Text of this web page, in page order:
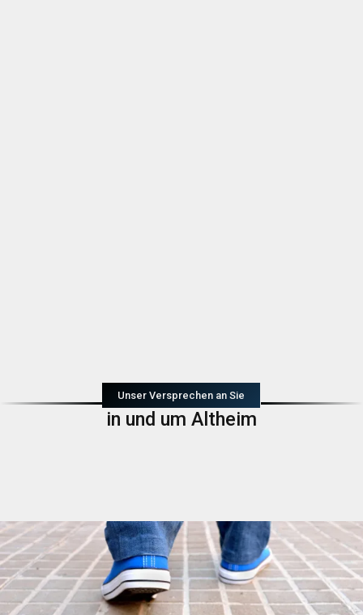
Unser Versprechen an Sie
in und um Altheim